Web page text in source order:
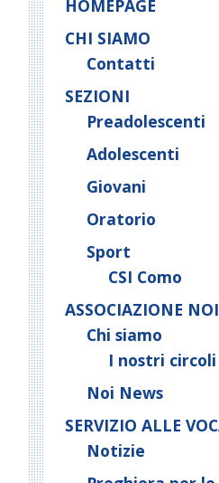
HOMEPAGE
CHI SIAMO
Contatti
SEZIONI
Preadolescenti
Adolescenti
Giovani
Oratorio
Sport
CSI Como
ASSOCIAZIONE NOI
Chi siamo
I nostri circoli
Noi News
SERVIZIO ALLE
Notizie